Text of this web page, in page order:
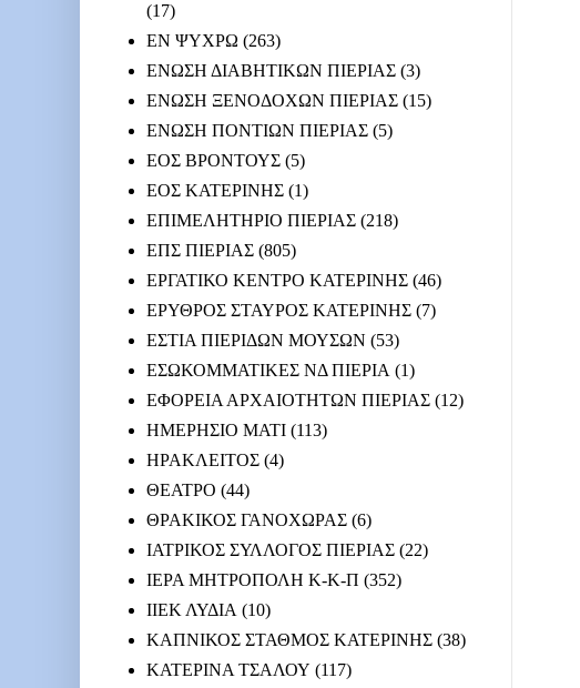
(17)
ΕΝ ΨΥΧΡΩ (263)
ΕΝΩΣΗ ΔΙΑΒΗΤΙΚΩΝ ΠΙΕΡΙΑΣ (3)
ΕΝΩΣΗ ΞΕΝΟΔΟΧΩΝ ΠΙΕΡΙΑΣ (15)
ΕΝΩΣΗ ΠΟΝΤΙΩΝ ΠΙΕΡΙΑΣ (5)
ΕΟΣ ΒΡΟΝΤΟΥΣ (5)
ΕΟΣ ΚΑΤΕΡΙΝΗΣ (1)
ΕΠΙΜΕΛΗΤΗΡΙΟ ΠΙΕΡΙΑΣ (218)
ΕΠΣ ΠΙΕΡΙΑΣ (805)
ΕΡΓΑΤΙΚΟ ΚΕΝΤΡΟ ΚΑΤΕΡΙΝΗΣ (46)
ΕΡΥΘΡΟΣ ΣΤΑΥΡΟΣ ΚΑΤΕΡΙΝΗΣ (7)
ΕΣΤΙΑ ΠΙΕΡΙΔΩΝ ΜΟΥΣΩΝ (53)
ΕΣΩΚΟΜΜΑΤΙΚΕΣ ΝΔ ΠΙΕΡΙΑ (1)
ΕΦΟΡΕΙΑ ΑΡΧΑΙΟΤΗΤΩΝ ΠΙΕΡΙΑΣ (12)
ΗΜΕΡΗΣΙΟ ΜΑΤΙ (113)
ΗΡΑΚΛΕΙΤΟΣ (4)
ΘΕΑΤΡΟ (44)
ΘΡΑΚΙΚΟΣ ΓΑΝΟΧΩΡΑΣ (6)
ΙΑΤΡΙΚΟΣ ΣΥΛΛΟΓΟΣ ΠΙΕΡΙΑΣ (22)
ΙΕΡΑ ΜΗΤΡΟΠΟΛΗ Κ-Κ-Π (352)
ΙΙΕΚ ΛΥΔΙΑ (10)
ΚΑΠΝΙΚΟΣ ΣΤΑΘΜΟΣ ΚΑΤΕΡΙΝΗΣ (38)
ΚΑΤΕΡΙΝΑ ΤΣΑΛΟΥ (117)